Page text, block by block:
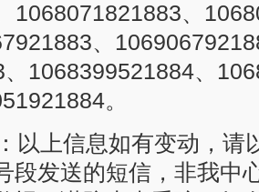
以上信息如有变动，请
段发送的短信，非我中